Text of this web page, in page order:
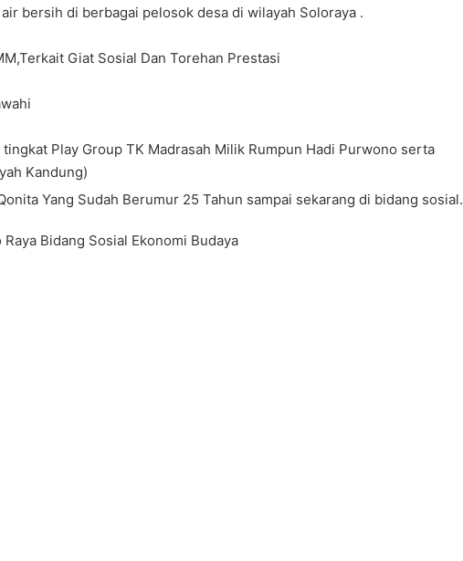
bersih di berbagai pelosok desa di wilayah Soloraya .
Giat Sosial Dan Torehan Prestasi
Play Group TK Madrasah Milik Rumpun Hadi Purwono serta
Kandung)
Yang Sudah Berumur 25 Tahun sampai sekarang di bidang sosial.
Bidang Sosial Ekonomi Budaya